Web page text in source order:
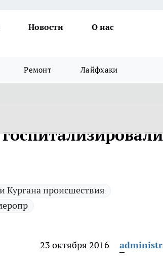
Новости
О нас
Ремонт Лайфхаки
Кургана происшествия
23 октября 2016